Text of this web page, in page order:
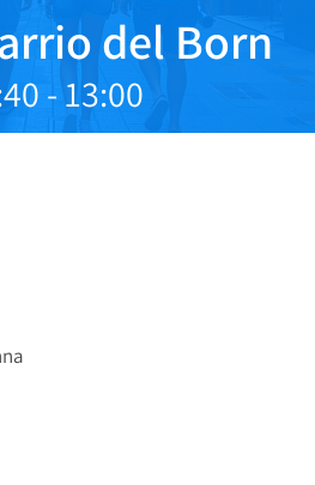
del Born
-13:00